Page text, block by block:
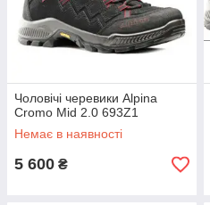
Чоловічі черевики Alpina
Cromo Mid 2.0 693Z1
Немає в наявності
5 600 ₴